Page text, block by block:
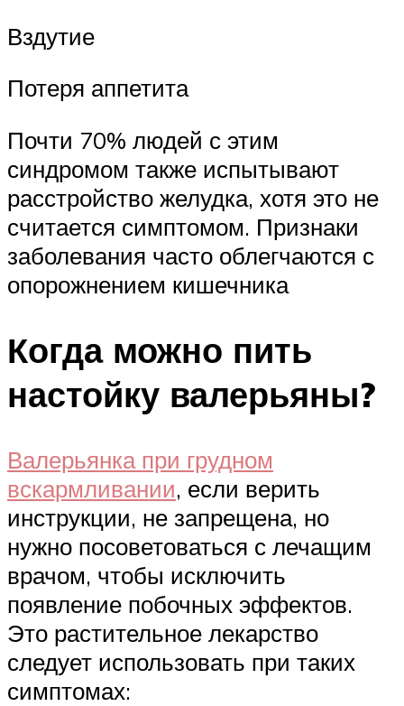
Вздутие
Потеря аппетита
Почти 70% людей с этим
синдромом также испытывают
расстройство желудка, хотя это не
считается симптомом. Признаки
заболевания часто облегчаются с
опорожнением кишечника
Когда можно пить
настойку валерьяны?
Валерьянка при грудном
вскармливании, если верить
инструкции, не запрещена, но
нужно посоветоваться с лечащим
врачом, чтобы исключить
появление побочных эффектов.
Это растительное лекарство
следует использовать при таких
симптомах: